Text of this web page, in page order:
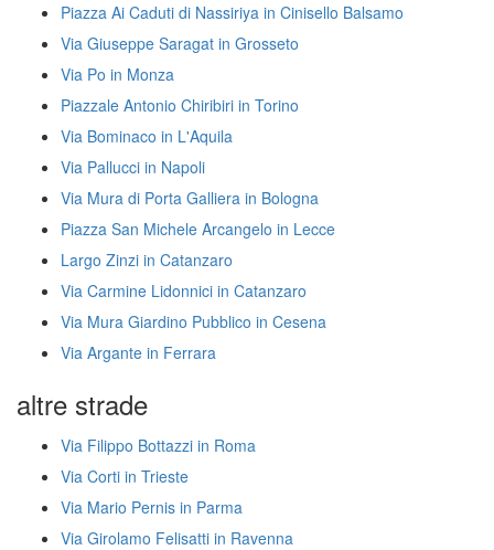
Piazza Ai Caduti di Nassiriya in Cinisello Balsamo
Via Giuseppe Saragat in Grosseto
Via Po in Monza
Piazzale Antonio Chiribiri in Torino
Via Bominaco in L'Aquila
Via Pallucci in Napoli
Via Mura di Porta Galliera in Bologna
Piazza San Michele Arcangelo in Lecce
Largo Zinzi in Catanzaro
Via Carmine Lidonnici in Catanzaro
Via Mura Giardino Pubblico in Cesena
Via Argante in Ferrara
altre strade
Via Filippo Bottazzi in Roma
Via Corti in Trieste
Via Mario Pernis in Parma
Via Girolamo Felisatti in Ravenna